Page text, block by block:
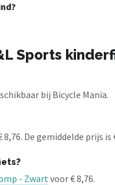
Sports
bij Bicycle Mania.
De gemiddelde prijs is
- Zwartvoor € 8,76.